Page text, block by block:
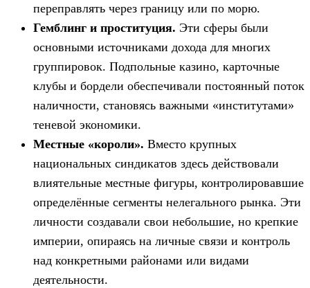
переправлять через границу или по морю.
Гемблинг и проституция. Эти сферы были
основными источниками дохода для многих
группировок. Подпольные казино, карточные
клубы и бордели обеспечивали постоянный поток
наличности, становясь важными «институтами»
теневой экономики.
Местные «короли». Вместо крупных
национальных синдикатов здесь действовали
влиятельные местные фигуры, контролировавшие
определённые сегменты нелегального рынка. Эти
личности создавали свои небольшие, но крепкие
империи, опираясь на личные связи и контроль
над конкретными районами или видами
деятельности.